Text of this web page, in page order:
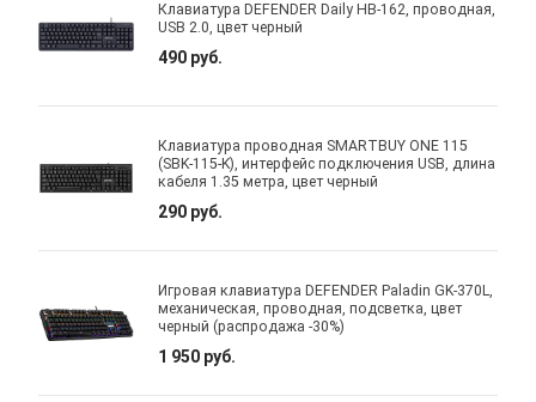
Клавиатура DEFENDER Daily HB-162, проводная,
USB 2.0, цвет черный
490 руб.
Клавиатура проводная SMARTBUY ONE 115
(SBK-115-K), интерфейс подключения USB, длина
кабеля 1.35 метра, цвет черный
290 руб.
Игровая клавиатура DEFENDER Paladin GK-370L,
механическая, проводная, подсветка, цвет
черный (распродажа -30%)
1 950 руб.